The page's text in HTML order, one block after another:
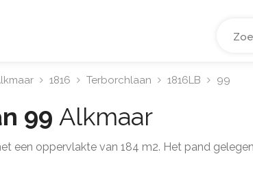
1816 Terborchlaan 1816LB 99
99 Alkmaar
een oppervlakte van 184 m2. Het pand